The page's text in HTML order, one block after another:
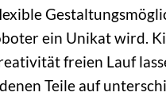
ein Unikat wird.
freien Lauf
Teile auf